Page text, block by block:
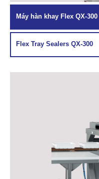
Máy hàn khay Flex QX-300
Flex Tray Sealers QX-300